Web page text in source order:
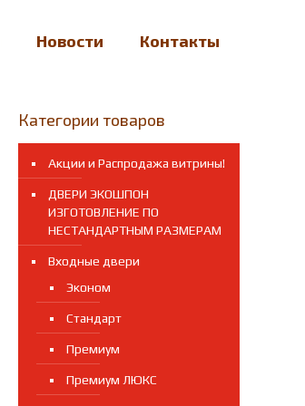
Новости Контакты
Категории товаров
Акции и Распродажа витрины!
ДВЕРИ ЭКОШПОН
ИЗГОТОВЛЕНИЕ ПО
НЕСТАНДАРТНЫМ РАЗМЕРАМ
Входные двери
Эконом
Стандарт
Премиум
Премиум ЛЮКС